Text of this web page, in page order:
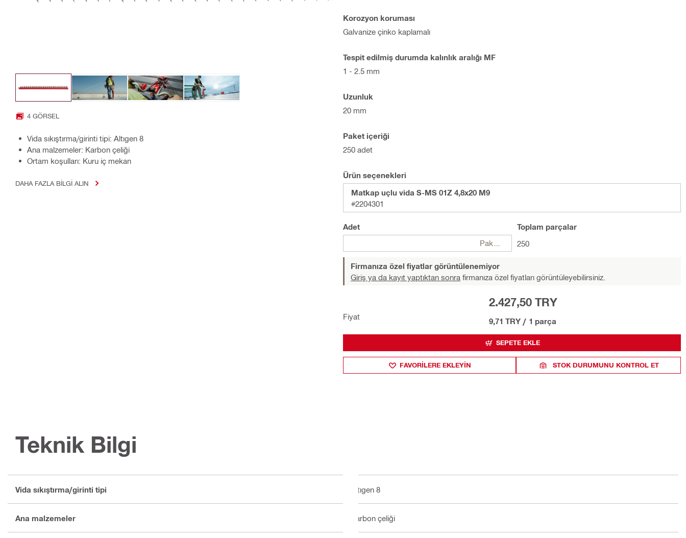
4 GÖRSEL
Vida sıkıştırma/girinti tipi: Altıgen 8
Ana malzemeler: Karbon çeliği
Ortam koşulları: Kuru iç mekan
DAHA FAZLA BILGI ALIN
Korozyon koruması
Galvanize çinko kaplamalı
Tespit edilmiş durumda kalınlık aralığı MF
1 - 2.5 mm
Uzunluk
20 mm
Paket içeriği
250 adet
Ürün seçenekleri
Matkap uçlu vida S-MS 01Z 4,8x20 M9
#2204301
Adet
Toplam parçalar
250
Firmanıza özel fiyatlar görüntülenemiyor
Giriş ya da kayıt yaptıktan sonra firmanıza özel fiyatları görüntüleyebilirsiniz.
Fiyat
2.427,50 TRY
9,71 TRY / 1 parça
SEPETE EKLE
FAVORILERE EKLEYIN STOK DURUMUNU KONTROL ET
Teknik Bilgi
Vida sıkıştırma/girinti tipi Altıgen 8
Ana malzemeler Karbon çeliği